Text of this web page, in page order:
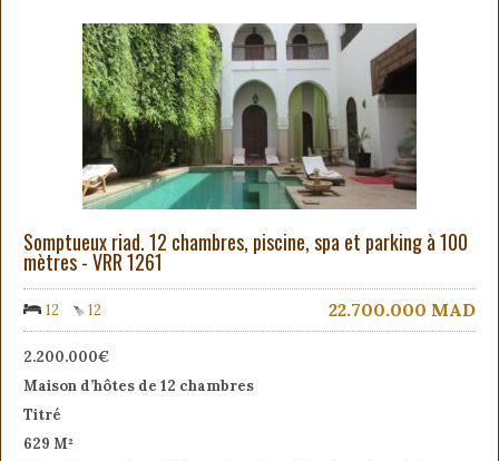
Somptueux riad. 12 chambres, piscine, spa et parking à 100
mètres - VRR 1261
12 12 22.700.000 MAD
2.200.000€
Maison d’hôtes de 12 chambres
Titré
629 M²